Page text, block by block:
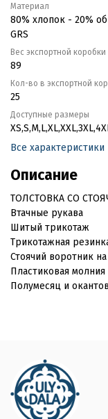
Материал
80% хлопок - 20%
GRS
Вес экспортной коробки
89
Кол-во в экспортной
25
Доступные размеры
Все характеристики
Описание
ТОЛСТОВКА СО
Втачные рукава
Шитый трикотаж
Трикотажная
Стоячий воротник
Пластиковая
Полумесяц и